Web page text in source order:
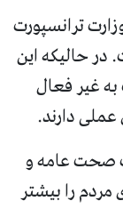
ترانسپورت
در حالیکه این
غیر فعال
دارند.
صحت عامه و
را بیشتر